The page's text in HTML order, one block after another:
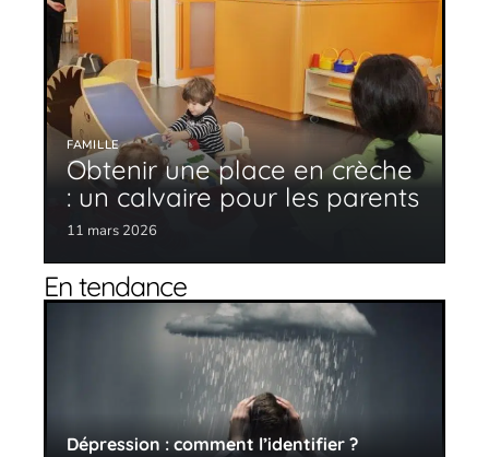
FAMILLE
Obtenir une place en crèche
: un calvaire pour les parents
11 mars 2026
En tendance
Dépression : comment l’identifier ?